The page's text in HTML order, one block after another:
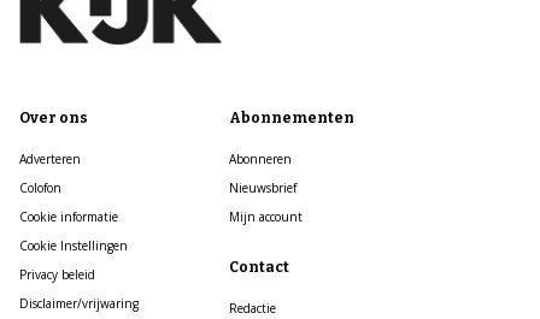
Over ons
Adverteren
Colofon
Cookie informatie
Cookie Instellingen
Privacy beleid
Disclaimer/vrijwaring
Abonnementen
Abonneren
Nieuwsbrief
Mijn account
Contact
Redactie